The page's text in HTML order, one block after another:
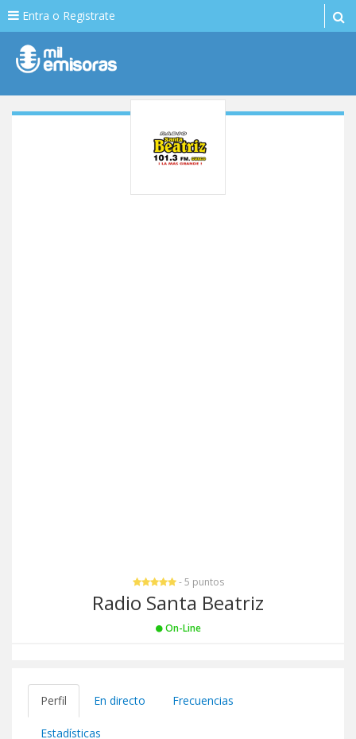
Entra o Registrate
- 5 puntos
Radio Santa Beatriz
On-Line
Perfil En directo Frecuencias
Estadísticas